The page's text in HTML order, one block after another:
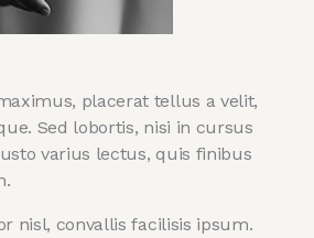
placerat tellus a velit,
Sed lobortis, nisi in cursus
varius lectus, quis finibus
nisl, convallis facilisis ipsum.